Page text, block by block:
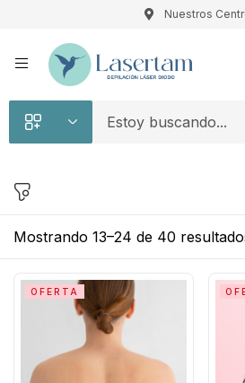
Nuestros
Mostrando 13–24 de 40
OFERTA
Registro
Acceso
¿Crear una